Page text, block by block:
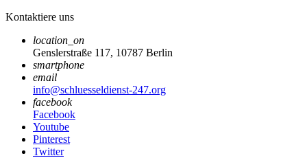
Kontaktiere uns
location_on
Genslerstraße 117, 10787 Berlin
smartphone
email
info@schluesseldienst-247.org
facebook
Facebook
Youtube
Pinterest
Twitter